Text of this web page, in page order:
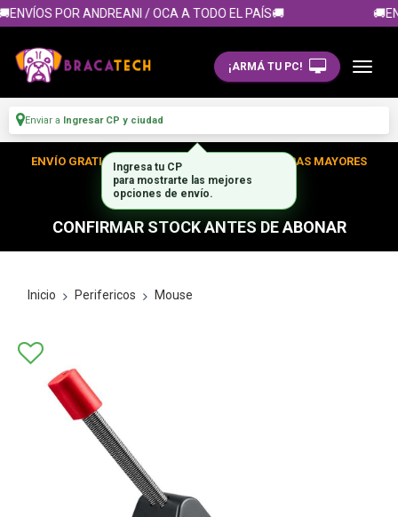
POR ANDREANI / OCA A TODO EL PAÍS🚚
¡ARMÁ TU PC!
Enviar a Ingresar CP y ciudad
ENVÍO GRATIS DENTRO DE CABA EN TUS COMPRAS MAYORES
A $300.000
CONFIRMAR STOCK ANTES DE ABONAR
Inicio Perifericos Mouse
Ingresa tu CP
para mostrarte las mejores
opciones de envío.